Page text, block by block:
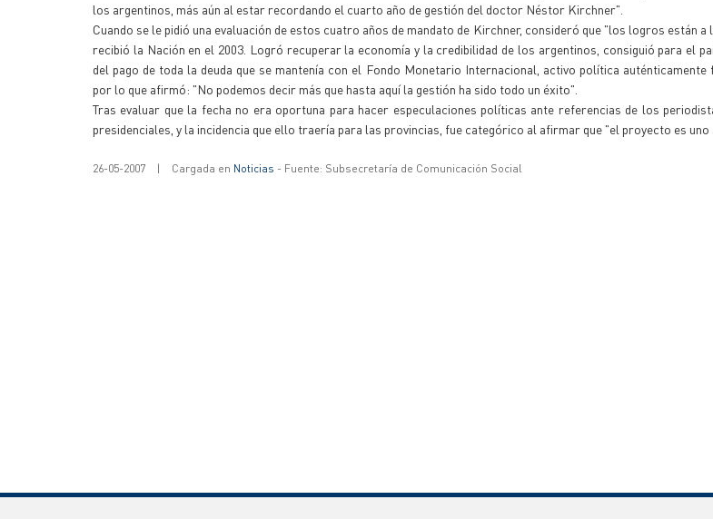
los argentinos, más aún al estar recordando el cuarto año de gestión del doctor Néstor Kirchner".
Cuando se le pidió una evaluación de estos cuatro años de mandato de Kirchner, consideró que "los logros están
recibió la Nación en el 2003. Logró recuperar la economía y la credibilidad de los argentinos, consiguió para el
del pago de toda la deuda que se mantenía con el Fondo Monetario Internacional, activo política auténticamente
por lo que afirmó: "No podemos decir más que hasta aquí la gestión ha sido todo un éxito".
Tras evaluar que la fecha no era oportuna para hacer especulaciones políticas ante referencias de los
presidenciales, y la incidencia que ello traería para las provincias, fue categórico al afirmar que "el proyecto es uno
26-05-2007 | Cargada en Noticias - Fuente: Subsecretaría de Comunicación Social